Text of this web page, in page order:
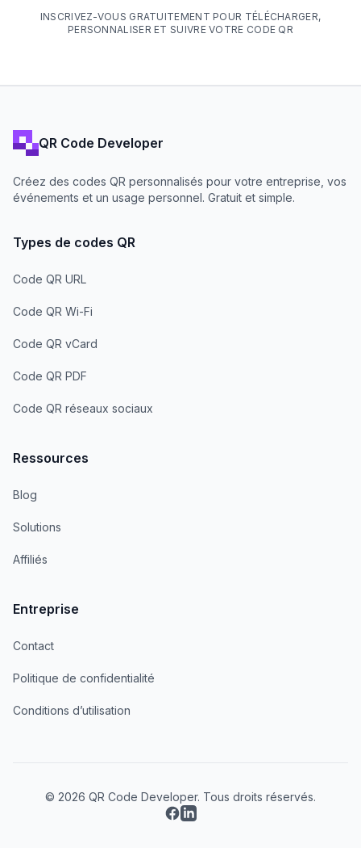
INSCRIVEZ-VOUS GRATUITEMENT POUR TÉLÉCHARGER,
PERSONNALISER ET SUIVRE VOTRE CODE QR
QR Code Developer
Créez des codes QR personnalisés pour votre entreprise, vos
événements et un usage personnel. Gratuit et simple.
Types de codes QR
Code QR URL
Code QR Wi-Fi
Code QR vCard
Code QR PDF
Code QR réseaux sociaux
Ressources
Blog
Solutions
Affiliés
Entreprise
Contact
Politique de confidentialité
Conditions d’utilisation
© 2026 QR Code Developer. Tous droits réservés.